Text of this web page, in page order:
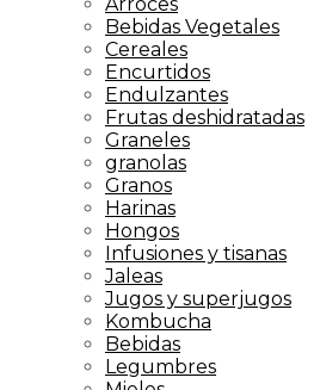
Bebidas Vegetales
Cereales
Encurtidos
Endulzantes
Frutas deshidratadas
Graneles
granolas
Granos
Harinas
Hongos
Infusiones y tisanas
Jaleas
Jugos y superjugos
Kombucha
Bebidas
Legumbres